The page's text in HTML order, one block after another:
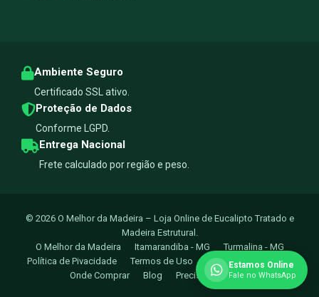
Ambiente Seguro
Certificado SSL ativo.
Proteção de Dados
Conforme LGPD.
Entrega Nacional
Frete calculado por região e peso.
Estamos Online
Fale no WhatsApp
© 2026 O Melhor da Madeira – Loja Online de Eucalipto Tratado e
Madeira Estrutural.
O Melhor da Madeira
Itamarandiba - MG
Turmalina - MG
Política de Pivacidade
Termos de Uso
Trocas e Devoluçoes
Onde Comprar
Blog Precisa de Ajuda?